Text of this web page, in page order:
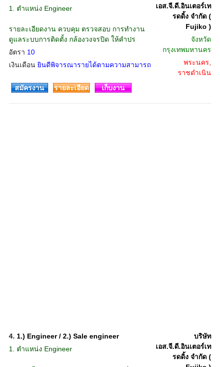
1. ตำแหน่ง Engineer
รายละเอียดงาน ควบคุม ตรวจสอบ การทำงาน
ดูแลระบบการติดตั้ง กล้องวงจรปิด ให้คำปร
อัตรา 10
เงินเดือน ยินดีพิจารณารายได้ตามความสามารถ
เอส.จี.ดี.อินเตอร์เท
รดดิ้ง จำกัด (
Fujiko )
จังหวัด
กรุงเทพมหานคร
พระนคร,
ราชดำเนิน
สมัครงาน
รายละเอียด เก็บงาน
4. 1.) Engineer / 2.) Sale engineer
1. ตำแหน่ง Engineer
บริษัท
เอส.จี.ดี.อินเตอร์เท
รดดิ้ง จำกัด (